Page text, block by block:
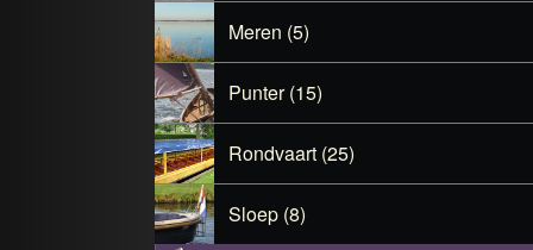
Meren (5)
Punter (15)
Rondvaart (25)
Sloep (8)